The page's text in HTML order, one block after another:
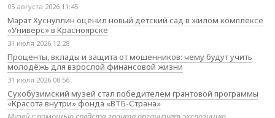
05 августа 2026 11:45
Марат Хуснуллин оценил новый детский сад в жилом комплексе
«Универс» в Красноярске
31 июля 2026 12:28
Проценты, вклады и защита от мошенников: чему будут учить
молодёжь для взрослой финансовой жизни
31 июля 2026 08:56
Сухобузимский музей стал победителем грантовой программы
«Красота внутри» фонда «ВТБ-Страна»